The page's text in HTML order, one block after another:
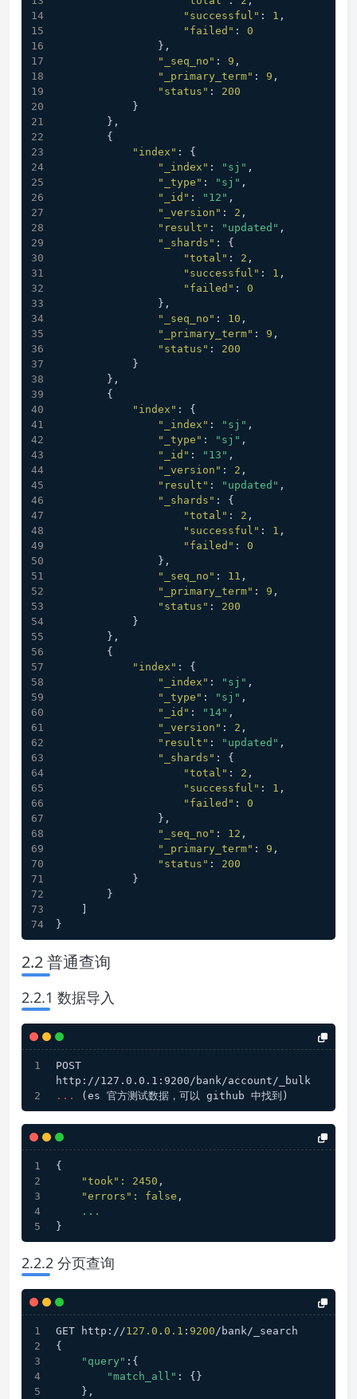
"successful" : 1 ,
"failed" :
0
} ,
"_seq_no" : 9 ,
"_primary_term" : 9 ,
"status" :
200
}
} ,
{
"index" :
{
"_index" : "sj" ,
"_type" : "sj" ,
"_id" : "12" ,
"_version" : 2 ,
"result" : "updated" ,
"_shards" :
{
"total" : 2 ,
"successful" : 1 ,
"failed" :
0
} ,
"_seq_no" : 10 ,
"_primary_term" : 9 ,
"status" :
200
}
} ,
{
"index" :
{
"_index" : "sj" ,
"_type" : "sj" ,
"_id" : "13" ,
"_version" : 2 ,
"result" : "updated" ,
"_shards" :
{
"total" : 2 ,
"successful" : 1 ,
"failed" :
0
} ,
"_seq_no" : 11 ,
"_primary_term" : 9 ,
"status" :
200
}
} ,
{
"index" :
{
"_index" : "sj" ,
"_type" : "sj" ,
"_id" : "14" ,
"_version" : 2 ,
"result" : "updated" ,
"_shards" :
{
"total" : 2 ,
"successful" : 1 ,
"failed" :
0
} ,
"_seq_no" : 12 ,
"_primary_term" : 9 ,
"status" :
200
}
}
}
2.2 普通查询
2.2.1 数据导入
POST
http://127.0.0.1:9200/bank/account/_bulk
...
(es 官方测试数据，可以 github 中找到)
{
"took":
2450 ,
"errors":
false ,
...
}
2.2.2 分页查询
GET http://127.0 . 0.1 : 9200/bank/_search
{
"query" :{
"match_all" : {}
    },